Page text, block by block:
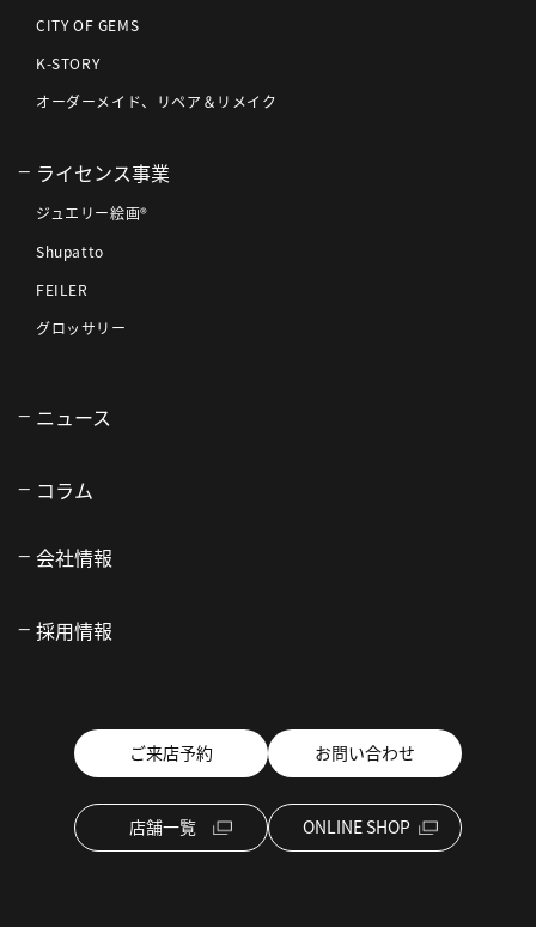
CITY OF GEMS
K-STORY
オーダーメイド、リペア＆リメイク
ライセンス事業
ジュエリー絵画®
Shupatto
FEILER
グロッサリー
ニュース
コラム
会社情報
採用情報
ご来店予約 お問い合わせ
店舗一覧 ONLINE SHOP